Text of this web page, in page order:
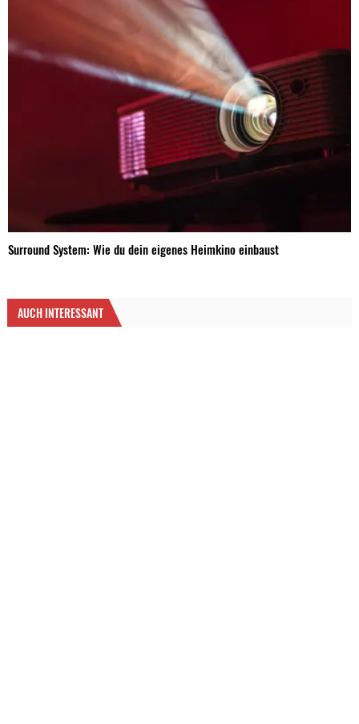
Surround System: Wie du dein eigenes Heimkino einbaust
AUCH INTERESSANT